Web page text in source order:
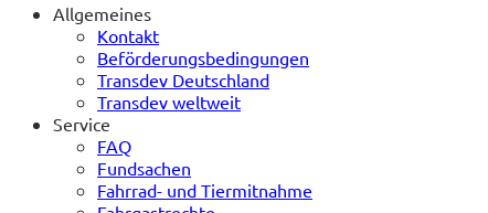
Allgemeines
Kontakt
Beförderungsbedingungen
Transdev Deutschland
Transdev weltweit
Service
FAQ
Fundsachen
Fahrrad- und Tiermitnahme